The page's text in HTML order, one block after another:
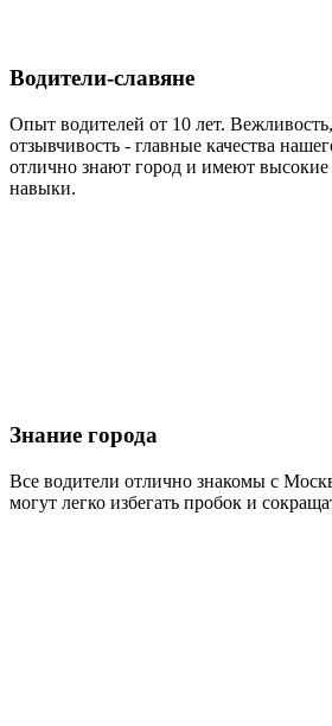
Водители-славяне
Опыт водителей от 10 лет.
отзывчивость - главные качества
отлично знают город и имеют
навыки.
Знание города
Все водители отлично знакомы с
могут легко избегать пробок и